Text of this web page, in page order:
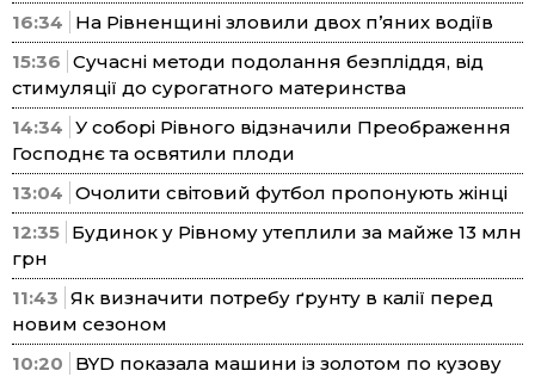
16:34
На Рівненщині зловили двох п’яних водіїв
15:36 Сучасні методи подолання безпліддя, від
стимуляції до сурогатного материнства
14:34 У соборі Рівного відзначили Преображення
Господнє та освятили плоди
13:04 Очолити світовий футбол пропонують жінці
12:35 Будинок у Рівному утеплили за майже 13 млн
грн
11:43 Як визначити потребу ґрунту в калії перед
новим сезоном
10:20
BYD показала машини із золотом по кузову